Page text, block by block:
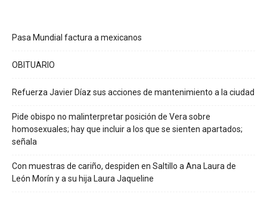
Pasa Mundial factura a mexicanos
OBITUARIO
Refuerza Javier Díaz sus acciones de mantenimiento a la ciudad
Pide obispo no malinterpretar posición de Vera sobre
homosexuales; hay que incluir a los que se sienten apartados;
señala
Con muestras de cariño, despiden en Saltillo a Ana Laura de
León Morín y a su hija Laura Jaqueline